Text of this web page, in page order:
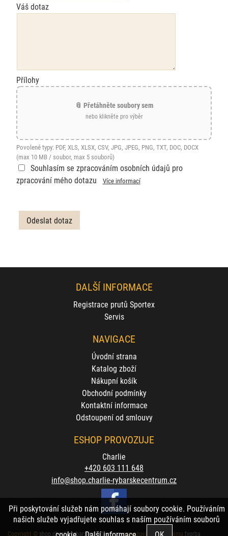
Váš dotaz
Přílohy
📎 Přetáhněte soubory sem
nebo klikněte pro výběr
Povolené typy: PDF, XLS, XLSX, CSV, JPG, JPEG, PNG, TXT, DOC, DOCX
(max 10 MB / soubor, max 5 souborů)
Souhlasím se zpracováním osobních údajů pro
zpracování mého dotazu
Více informací
DALŠÍ INFORMACE
Registrace prutů Sportex
Servis
NAVIGACE
Úvodní strana
Katalog zboží
Nákupní košík
Obchodní podmínky
Kontaktní informace
Odstoupení od smlouvy
ESHOP PROVOZUJE
Charlie
+420 603 111 648
info@shop.charlie-rybarskecentrum.cz
Copyright © shop.charlie-rybarskecentrum.cz,provozováno na systému tvorba
Při poskytování služeb nám pomáhají soubory cookie. Používáním
našich služeb vyjadřujete souhlas s naším používáním souborů